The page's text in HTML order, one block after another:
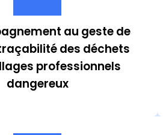
au geste de
des déchets
professionnels
dangereux